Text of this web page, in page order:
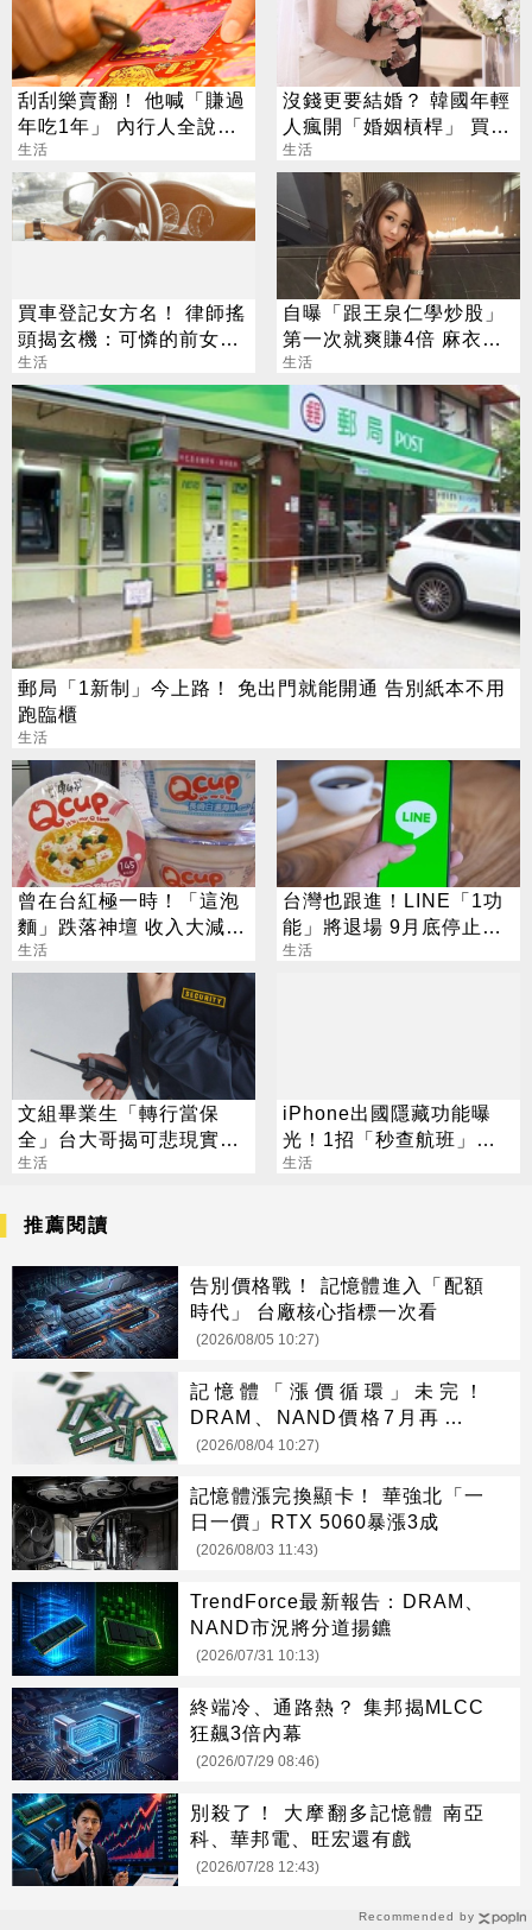
刮刮樂賣翻！ 他喊「賺過
年吃1年」 內行人全說
了：生存不易
生活
沒錢更要結婚？ 韓國年輕
人瘋開「婚姻槓桿」 買房
拚翻轉階級
生活
買車登記女方名！ 律師搖
頭揭玄機：可憐的前女友
我見太多
生活
自曝「跟王泉仁學炒股」
第一次就爽賺4倍 麻衣：
感謝指導
生活
郵局「1新制」今上路！ 免出門就能開通 告別紙本不用
跑臨櫃
生活
曾在台紅極一時！「這泡
麵」跌落神壇 收入大減15
億
生活
台灣也跟進！LINE「1功
能」將退場 9月底停止服
務
生活
文組畢業生「轉行當保
全」台大哥揭可悲現實：
薪水跟原本一樣
生活
iPhone出國隱藏功能曝
光！1招「秒查航班」萬
人狂讚：超方便
生活
Recommended by
推薦閱讀
告別價格戰！ 記憶體進入「配額
時代」 台廠核心指標一次看
(2026/08/05 10:27)
記憶體「漲價循環」未完！
DRAM、NAND價格7月再創新
高
(2026/08/04 10:27)
記憶體漲完換顯卡！ 華強北「一
日一價」RTX 5060暴漲3成
(2026/08/03 11:43)
TrendForce最新報告：DRAM、
NAND市況將分道揚鑣
(2026/07/31 10:13)
終端冷、通路熱？ 集邦揭MLCC
狂飆3倍內幕
(2026/07/29 08:46)
別殺了！ 大摩翻多記憶體 南亞
科、華邦電、旺宏還有戲
(2026/07/28 12:43)